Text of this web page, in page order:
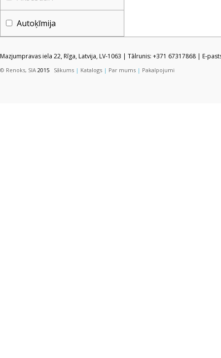
Autoķīmija
Mazjumpravas iela 22, Rīga, Latvija, LV-1063 | Tālrunis: +371 67317868 | E-
© Renoks, SIA 2015 Sākums | Katalogs | Par mums | Pakalpojumi